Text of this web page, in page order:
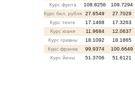
Курс фунта
108.8256
109.7294
Курс бел. рубля 27.6549
27.7029
Курс тенге
17.1468
17.3263
Курс юаня
11.9684
12.0637
Курс гривны
18.1092
18.1865
Курс франка
99.9374
100.6649
Курс йены
51.3706 51.6121